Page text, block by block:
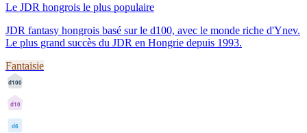
Le JDR hongrois le plus populaire
JDR fantasy hongrois basé sur le d100, avec le monde riche d'Ynev.
Le plus grand succès du JDR en Hongrie depuis 1993.
Fantaisie
d100
d10
d6